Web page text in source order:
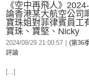
《空中再飛人》
論香港某大航空公司
寶珠姐對菲律賓員工
寶珠、寶堅、Nicky
2024/08/29 21:00:57 (第36
評論
[...]